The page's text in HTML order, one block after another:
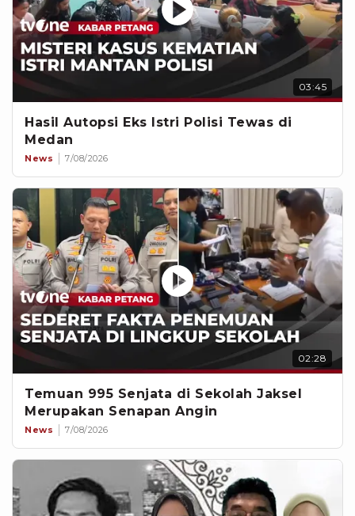
03:45
Hasil Autopsi Eks Istri Polisi Tewas di
Medan
News 7/08/2026
02:28
Temuan 995 Senjata di Sekolah Jaksel
Merupakan Senapan Angin
News 7/08/2026